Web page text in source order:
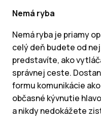
Nemá ryba
Nemá ryba je priamy
celý deň budete od
predstavíte, ako
správnej ceste.
formu komunikácie
občasné kývnutie
a nikdy nedokážete